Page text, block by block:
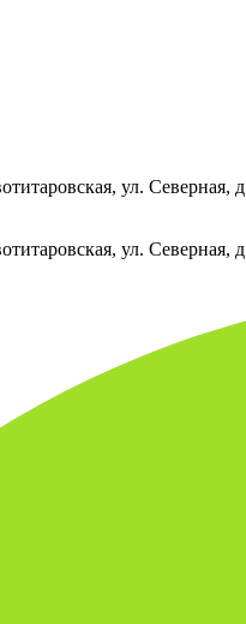
ул. Северная,
ул. Северная,